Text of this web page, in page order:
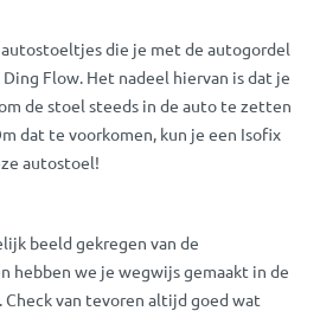
autostoeltjes die je met de autogordel
Flow. Het nadeel hiervan is dat je
de stoel steeds in de auto te zetten
dat te voorkomen, kun je een Isofix
autostoel!
beeld gekregen van de
hebben we je wegwijs gemaakt in de
van tevoren altijd goed wat